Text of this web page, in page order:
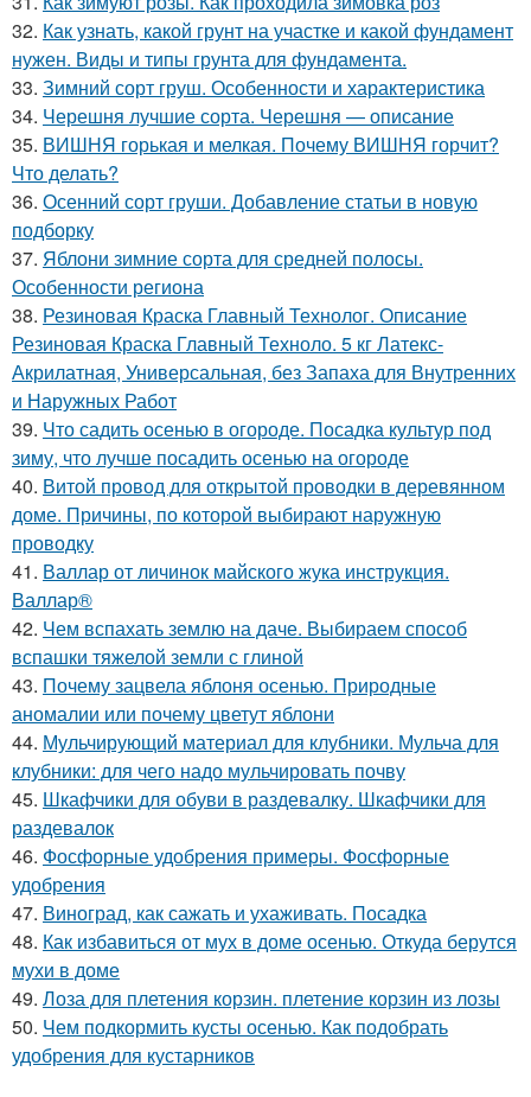
32. Как узнать, какой грунт на участке и какой фундамент
нужен. Виды и типы грунта для фундамента.
33. Зимний сорт груш. Особенности и характеристика
34. Черешня лучшие сорта. Черешня — описание
35. ВИШНЯ горькая и мелкая. Почему ВИШНЯ горчит?
Что делать?
36. Осенний сорт груши. Добавление статьи в новую
подборку
37. Яблони зимние сорта для средней полосы.
Особенности региона
38. Резиновая Краска Главный Технолог. Описание
Резиновая Краска Главный Техноло. 5 кг Латекс-
Акрилатная, Универсальная, без Запаха для Внутренних
и Наружных Работ
39. Что садить осенью в огороде. Посадка культур под
зиму, что лучше посадить осенью на огороде
40. Витой провод для открытой проводки в деревянном
доме. Причины, по которой выбирают наружную
проводку
41. Валлар от личинок майского жука инструкция.
Валлар®
42. Чем вспахать землю на даче. Выбираем способ
вспашки тяжелой земли с глиной
43. Почему зацвела яблоня осенью. Природные
аномалии или почему цветут яблони
44. Мульчирующий материал для клубники. Мульча для
клубники: для чего надо мульчировать почву
45. Шкафчики для обуви в раздевалку. Шкафчики для
раздевалок
46. Фосфорные удобрения примеры. Фосфорные
удобрения
47. Виноград, как сажать и ухаживать. Посадка
48. Как избавиться от мух в доме осенью. Откуда берутся
мухи в доме
49. Лоза для плетения корзин. плетение корзин из лозы
50. Чем подкормить кусты осенью. Как подобрать
удобрения для кустарников